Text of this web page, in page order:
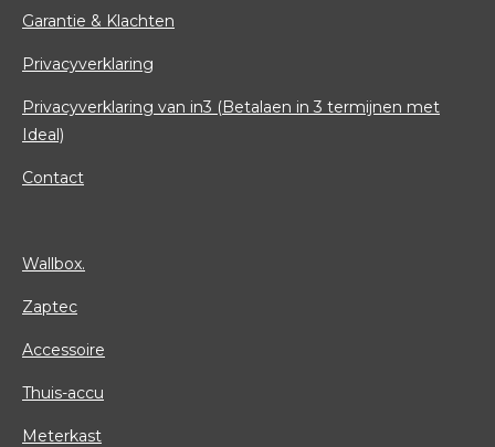
Garantie & Klachten
Privacyverklaring
Privacyverklaring van in3 (Betalaen in 3 termijnen met
Ideal)
Contact
Wallbox.
Zaptec
Accessoire
Thuis-accu
Meterkast